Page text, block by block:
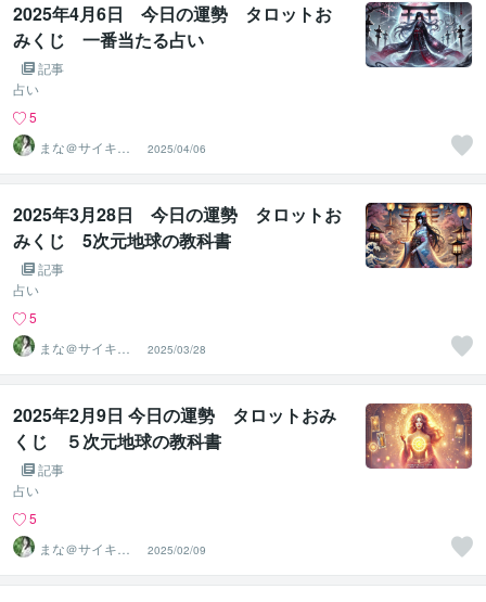
2025年4月6日 今日の運勢 タロットお
みくじ 一番当たる占い
記事
占い
5
まな＠サイキッ
ク能力を覚醒さ
せる専門家
2025/04/06
2025年3月28日 今日の運勢 タロットお
みくじ 5次元地球の教科書
記事
占い
5
まな＠サイキッ
ク能力を覚醒さ
せる専門家
2025/03/28
2025年2月9日 今日の運勢 タロットおみ
くじ ５次元地球の教科書
記事
占い
5
まな＠サイキッ
ク能力を覚醒さ
せる専門家
2025/02/09